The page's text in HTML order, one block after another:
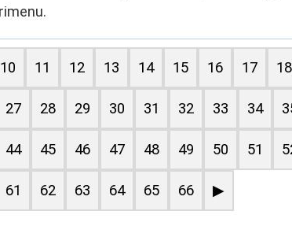
10 11 12 13 14 15 16 17 18
27 28 29 30 31 32 33 34
44 45 46 47 48 49 50 51
61 62 63 64 65 66 ▶